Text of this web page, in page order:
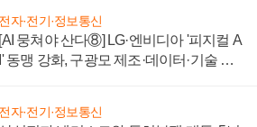
전자·전기·정보통신
[AI 뭉쳐야 산다⑧] LG·엔비디아 '피지컬 A
I' 동맹 강화, 구광모 제조·데이터·기술 결
전자·전기·정보통신